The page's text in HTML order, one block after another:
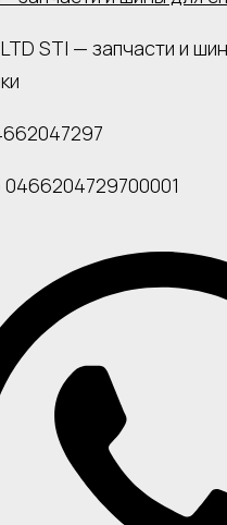
STI — запчасти и
0466204729700001